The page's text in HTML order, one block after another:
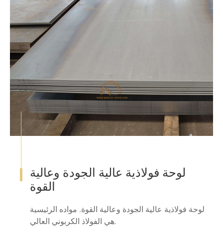
لوحة فولاذية عالية الجودة وعالية
القوة
لوحة فولاذية عالية الجودة وعالية القوة. مواده الرئيسية
هي الفولاذ الكربوني العالي.